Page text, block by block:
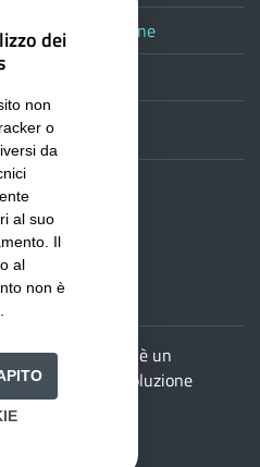
di pubblicazione
Youtube
di Salerno
è un
S.p.A.
con la soluzione
dei
non
o
da
al suo
Il
al
non è